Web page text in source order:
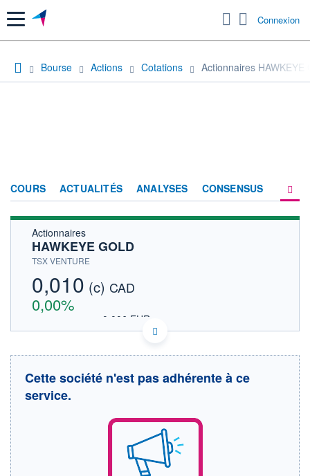
Menu Connexion
Bourse Actions Cotations Actionnaires HAWKEYE
COURS ACTUALITÉS ANALYSES CONSENSUS
Actionnaires
HAWKEYE GOLD
TSX VENTURE
0,010 (c) CAD
0,00%
0,006 EUR
DONNÉES TEMPS DIFFÉRÉ
Cotation sur les autres places
0,010
+ BAS
0,000
CAPITAL ÉCHANGÉ
Cette société n'est pas adhérente à ce
service.